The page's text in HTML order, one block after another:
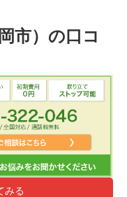
市）の口コ
みる